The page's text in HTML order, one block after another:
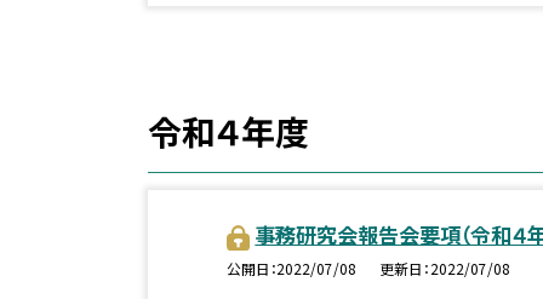
令和４年度
事務研究会報告会要項（令和４年
公開日 2022/07/08 更新日 2022/07/08